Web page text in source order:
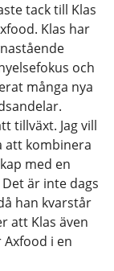
tack till Klas
Klas har
och
många nya
tillväxt. Jag vill
att kombinera
med en
är inte dags
han kvarstår
att Klas även
i en